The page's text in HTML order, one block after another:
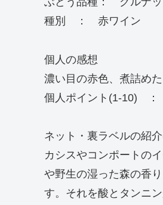
種別 ： 赤ワイン
個人の感想
濃い目の赤色、煮詰め
個人ポイント(1-10)
ネット・裏ラベルの紹
カシスやコンポートの
や野生の湿った森の香
す。それを酸とタンニ